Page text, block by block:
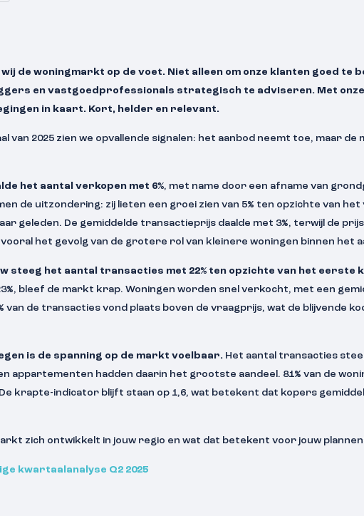
de woningmarkt op de voet. Niet alleen om onze klanten goed te
en vastgoedprofessionals strategisch te adviseren. Met
in kaart. Kort, helder en relevant.
van 2025 zien we opvallende signalen: het aanbod neemt toe, maar
het aantal verkopen met 6%, met name door een afname van
de uitzondering: zij lieten een groei zien van 5% ten opzichte van het
geleden. De gemiddelde transactieprijs daalde met 3%, terwijl de
vooral het gevolg van de grotere rol van kleinere woningen binnen het
steeg het aantal transacties met 22% ten opzichte van het eerste
bleef de markt krap. Woningen worden snel verkocht, met een
van de transacties vond plaats boven de vraagprijs, wat de blijvende
is de spanning op de markt voelbaar.Het aantal transacties
appartementen hadden daarin het grootste aandeel. 81% van de
krapte-indicator blijft staan op 1,6, wat betekent dat kopers
zich ontwikkelt in jouw regio en wat dat betekent voor jouw
kwartaalanalyse Q2 2025